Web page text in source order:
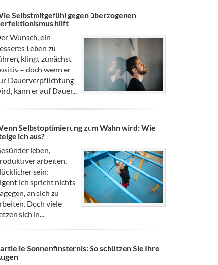
Selbstmitgefühl gegen überzogenen
hilft
Wunsch, ein
Leben zu
klingt zunächst
– doch wenn er
Dauerverpflichtung
kann er auf Dauer...
Selbstoptimierung zum Wahn wird: Wie
ich aus?
leben,
arbeiten,
sein:
spricht nichts
an sich zu
Doch viele
sich in...
Sonnenfinsternis: So schützen Sie Ihre